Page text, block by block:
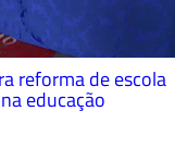
reforma de escola
educação